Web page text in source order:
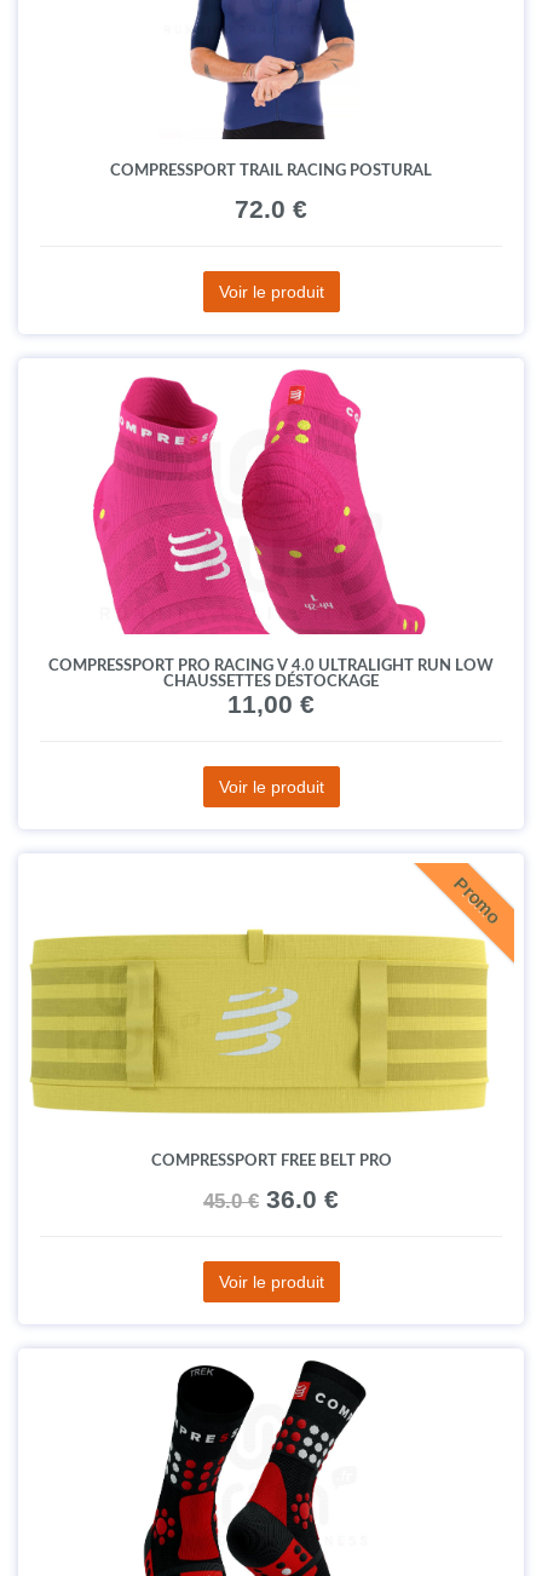
COMPRESSPORT TRAIL RACING POSTURAL
72.0 €
Voir le produit
COMPRESSPORT PRO RACING V 4.0 ULTRALIGHT RUN LOW
CHAUSSETTES DÉSTOCKAGE
11,00 €
Voir le produit
Promo
COMPRESSPORT FREE BELT PRO
45.0 € 36.0 €
Voir le produit